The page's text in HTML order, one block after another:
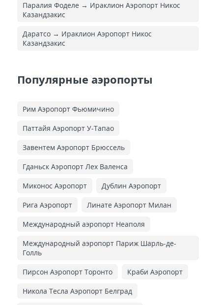
Паралия Фоделе → Ираклион Аэропорт Никос
Казандзакис
Даратсо → Ираклион Аэропорт Никос
Казандзакис
Популярные аэропорты
Рим Аэропорт Фьюмичино
Паттайя Аэропорт У-Тапао
Завентем Аэропорт Брюссель
Гданьск Аэропорт Лех Валенса
Миконос Аэропорт Дублин Аэропорт
Рига Аэропорт Линате Аэропорт Милан
Международный аэропорт Неаполя
Международный аэропорт Париж Шарль-де-
Голль
Пирсон Аэропорт Торонто Краби Аэропорт
Никола Тесла Аэропорт Белград